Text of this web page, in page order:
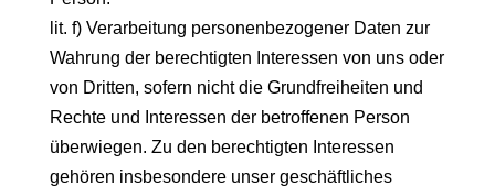
lit. f) Verarbeitung personenbezogener Daten zur
Wahrung der berechtigten Interessen von uns oder
von Dritten, sofern nicht die Grundfreiheiten und
Rechte und Interessen der betroffenen Person
überwiegen. Zu den berechtigten Interessen
gehören insbesondere unser geschäftliches